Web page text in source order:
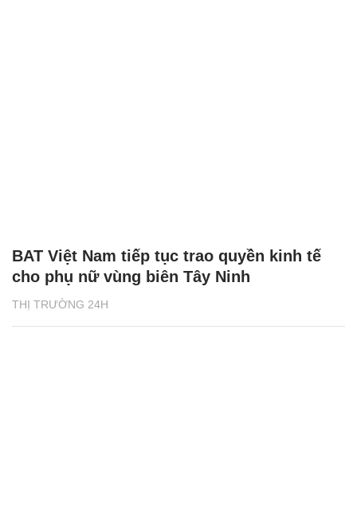
THỊ TRƯỜNG 24H
BAT Việt Nam tiếp tục trao quyền kinh tế
cho phụ nữ vùng biên Tây Ninh